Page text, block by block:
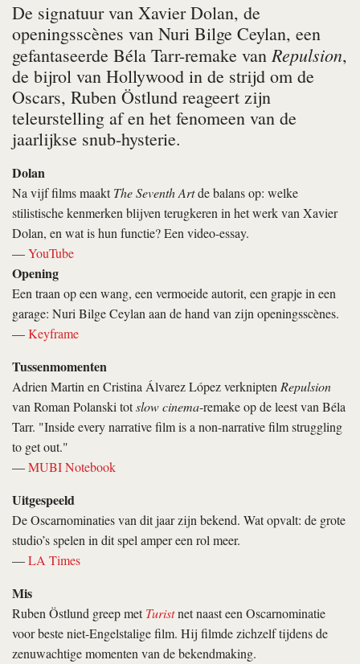
De signatuur van Xavier Dolan, de
openingsscènes van Nuri Bilge Ceylan, een
gefantaseerde Béla Tarr-remake van Repulsion,
de bijrol van Hollywood in de strijd om de
Oscars, Ruben Östlund reageert zijn
teleurstelling af en het fenomeen van de
jaarlijkse snub-hysterie.
Dolan
Na vijf films maaktThe Seventh Artde balans op: welke
stilistische kenmerken blijven terugkeren in het werk van Xavier
Dolan, en wat is hun functie? Een video-essay.
—YouTube
Opening
Een traan op een wang, een vermoeide autorit, een grapje in een
garage: Nuri Bilge Ceylan aan de hand van zijn openingsscènes.
—Keyframe
Tussenmomenten
Adrien Martin en Cristina Álvarez López verkniptenRepulsion
van Roman Polanski totslow cinema-remake op de leest van Béla
Tarr. "Inside every narrative film is a non-narrative film struggling
to get out."
—MUBI Notebook
Uitgespeeld
De Oscarnominaties van dit jaar zijn bekend. Wat opvalt: de grote
studio’s spelen in dit spel amper een rol meer.
—LA Times
Mis
Ruben Östlund greep metTuristnet naast een Oscarnominatie
voor beste niet-Engelstalige film. Hij filmde zichzelf tijdens de
zenuwachtige momenten van de bekendmaking.